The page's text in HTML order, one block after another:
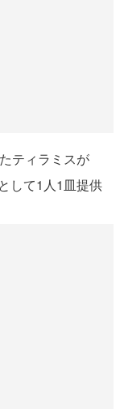
ティラミスが
として1人1皿提供